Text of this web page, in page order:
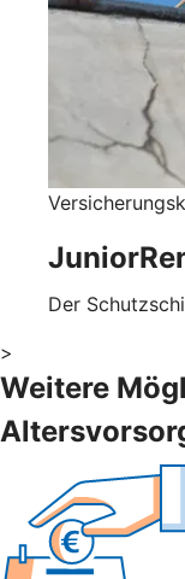
Der
>
Weitere